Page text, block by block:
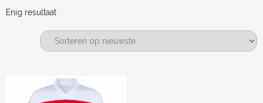
Enig resultaat